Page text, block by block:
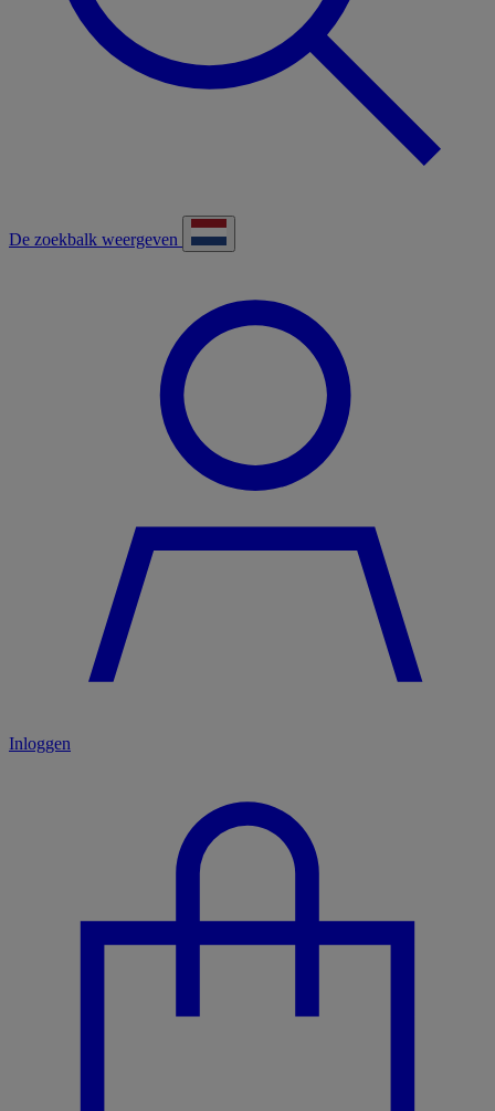
De zoekbalk weergeven
Inloggen